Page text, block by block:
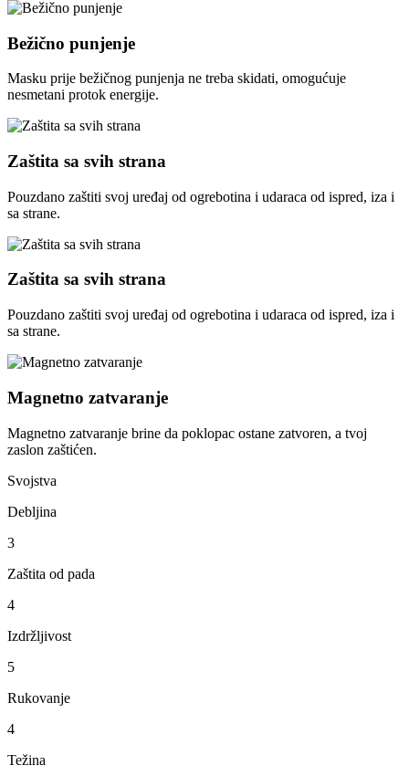
Bežično punjenje
Masku prije bežičnog punjenja ne treba skidati, omogućuje
nesmetani protok energije.
Zaštita sa svih strana
Pouzdano zaštiti svoj uređaj od ogrebotina i udaraca od ispred, iza i
sa strane.
Zaštita sa svih strana
Pouzdano zaštiti svoj uređaj od ogrebotina i udaraca od ispred, iza i
sa strane.
Magnetno zatvaranje
Magnetno zatvaranje brine da poklopac ostane zatvoren, a tvoj
zaslon zaštićen.
Svojstva
Debljina
3
Zaštita od pada
4
Izdržljivost
5
Rukovanje
4
Težina